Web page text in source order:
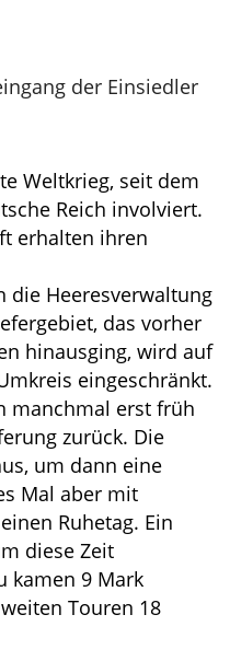
Weltkrieg, seit dem
Reich involviert.
erhalten ihren
die Heeresverwaltung
das vorher
hinausging, wird auf
eingeschränkt.
manchmal erst früh
zurück. Die
um dann eine
Mal aber mit
Ruhetag. Ein
diese Zeit
kamen 9 Mark
Touren 18